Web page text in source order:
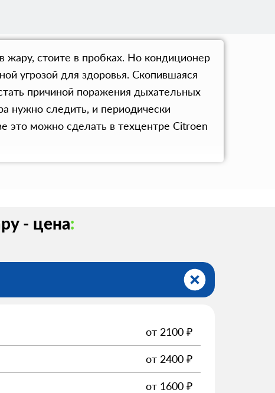
стоите в пробках. Но кондиционер
угрозой для здоровья. Скопившаяся
причиной поражения дыхательных
нужно следить, и периодически
это можно сделать в техцентре Citroen
- цена:
от 2100 ₽
от 2400 ₽
от 1600 ₽